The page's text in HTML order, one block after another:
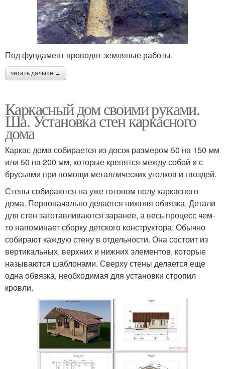
Под фундамент проводят земляные работы.
читать дальше →
Каркасный дом своими руками.
Ша. Установка стен каркасного
дома
Каркас дома собирается из досок размером 50 на 150 мм
или 50 на 200 мм, которые крепятся между собой и с
брусьями при помощи металлических уголков и гвоздей.
Стены собираются на уже готовом полу каркасного
дома. Первоначально делается нижняя обвязка. Детали
для стен заготавливаются заранее, а весь процесс чем-
то напоминает сборку детского конструктора. Обычно
собирают каждую стену в отдельности. Она состоит из
вертикальных, верхних и нижних элементов, которые
называются шаблонами. Сверху стены делается еще
одна обвязка, необходимая для установки стропил
кровли.